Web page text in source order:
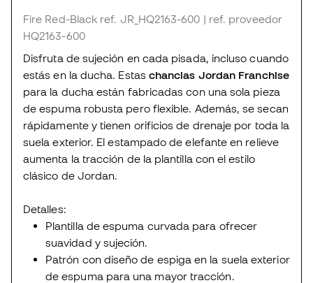
Fire Red-Black ref. JR_HQ2163-600 | ref. proveedor
HQ2163-600
Disfruta de sujeción en cada pisada, incluso cuando
estás en la ducha. Estas chanclas Jordan Franchise
para la ducha están fabricadas con una sola pieza
de espuma robusta pero flexible. Además, se secan
rápidamente y tienen orificios de drenaje por toda la
suela exterior. El estampado de elefante en relieve
aumenta la tracción de la plantilla con el estilo
clásico de Jordan.
Detalles:
Plantilla de espuma curvada para ofrecer
suavidad y sujeción.
Patrón con diseño de espiga en la suela exterior
de espuma para una mayor tracción.